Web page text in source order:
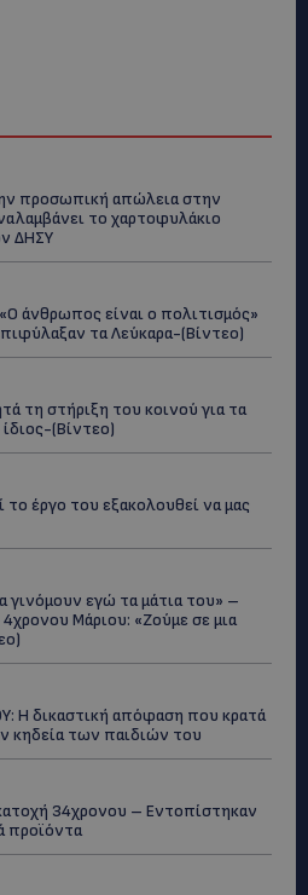
προσωπική απώλεια στην
το χαρτοφυλάκιο
ΔΗΣΥ
άνθρωπος είναι ο πολιτισμός»
τα Λεύκαρα-(Βίντεο)
τη στήριξη του κοινού για τα
(Βίντεο)
έργο του εξακολουθεί να μας
εγώ τα μάτια του» –
Μάριου: «Ζούμε σε μια
Η δικαστική απόφαση που κρατά
κηδεία των παιδιών του
34χρονου – Εντοπίστηκαν
προϊόντα